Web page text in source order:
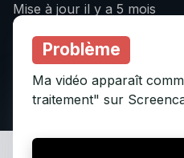
Mise à jour il y a 5 mois
Problème
Ma vidéo apparaît
traitement" sur